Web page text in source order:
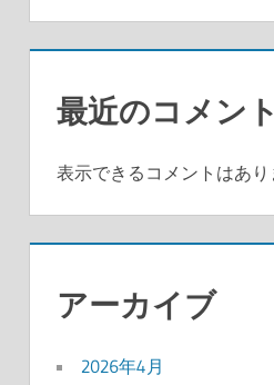
最近のコメント
表示できるコメントはあり
アーカイブ
2026年4月